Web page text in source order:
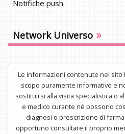
Notifiche push
Network Universo »
Le informazioni contenute nel sito
scopo puramente informativo e
sostituirsi alla visita specialistica o
e medico curante né possono
diagnosi o prescrizione di
opportuno consultare il proprio